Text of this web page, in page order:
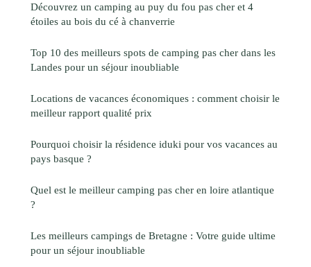
Découvrez un camping au puy du fou pas cher et 4
étoiles au bois du cé à chanverrie
Top 10 des meilleurs spots de camping pas cher dans les
Landes pour un séjour inoubliable
Locations de vacances économiques : comment choisir le
meilleur rapport qualité prix
Pourquoi choisir la résidence iduki pour vos vacances au
pays basque ?
Quel est le meilleur camping pas cher en loire atlantique
?
Les meilleurs campings de Bretagne : Votre guide ultime
pour un séjour inoubliable